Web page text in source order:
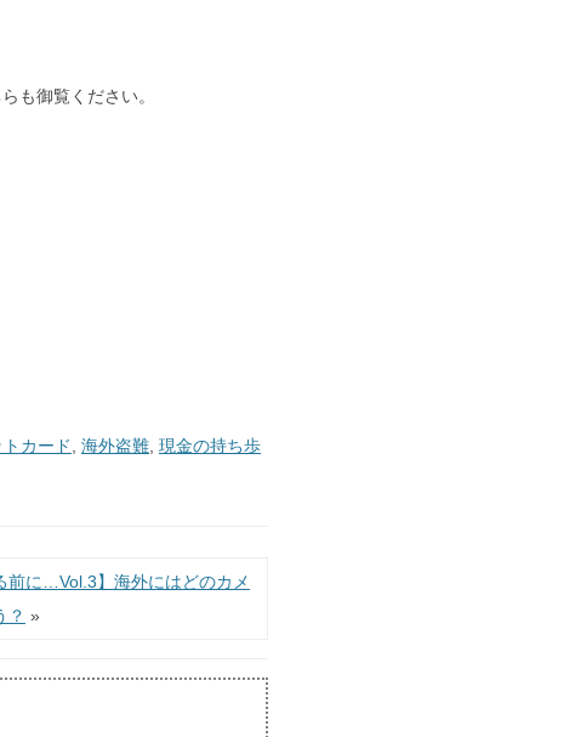
も御覧ください。
カード 海外盗難 現金の持ち歩
前に…Vol.3】海外にはどのカメ
？ »